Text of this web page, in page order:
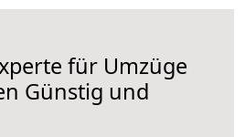
für Umzüge
Günstig und